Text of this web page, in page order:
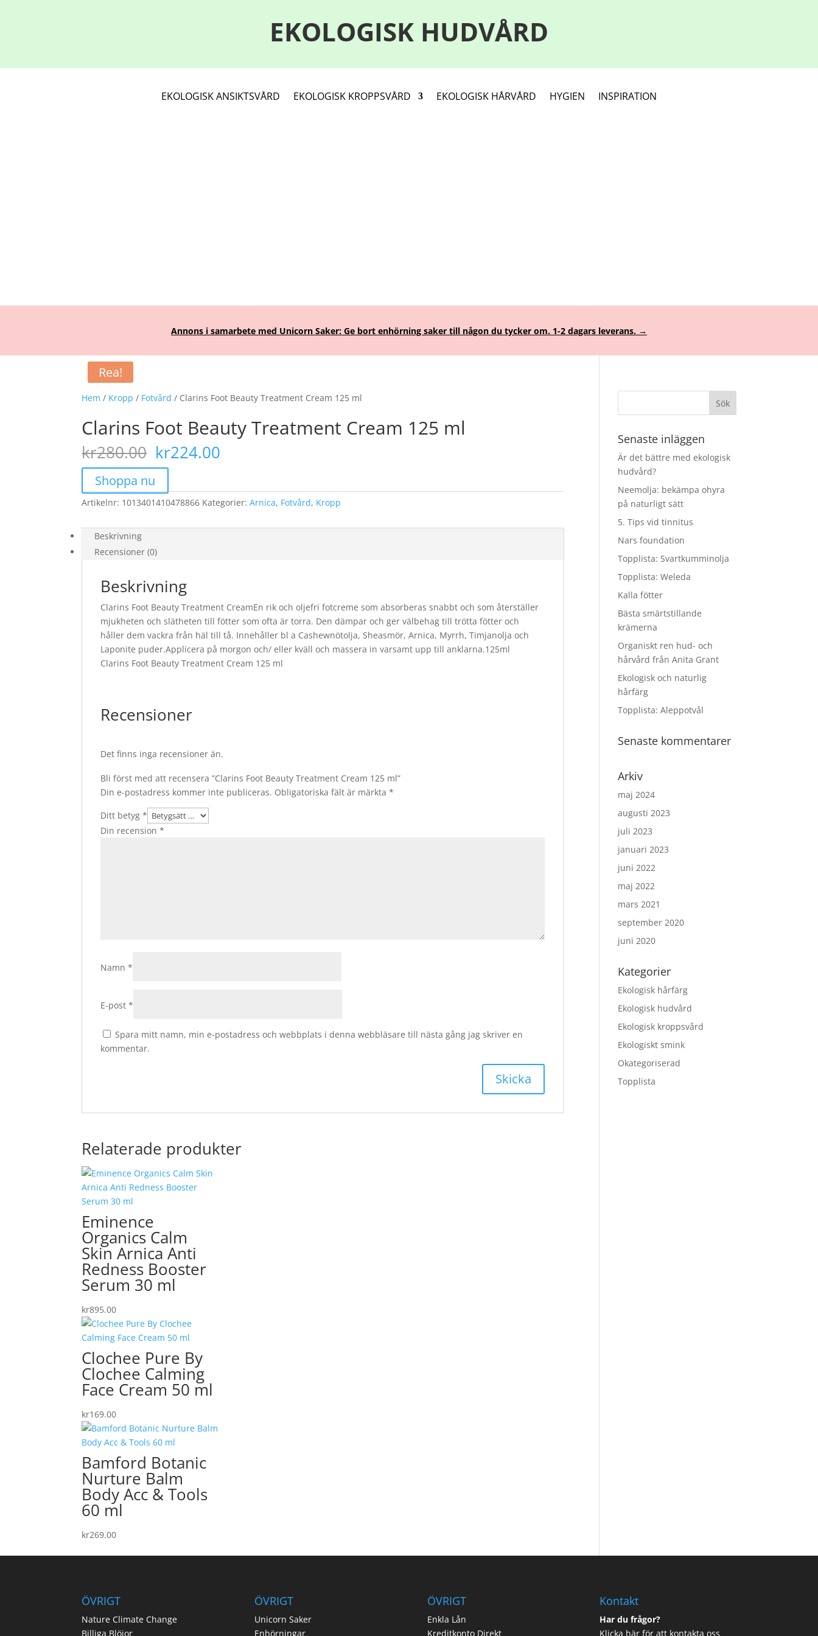
EKOLOGISK HUDVÅRD
EKOLOGISK ANSIKTSVÅRD EKOLOGISK KROPPSVÅRD EKOLOGISK HÅRVÅRD HYGIEN INSPIRATION
Annons i samarbete med Unicorn Saker: Ge bort enhörning saker till någon du tycker om. 1-2 dagars leverans. →
Hem / Kropp / Fotvård / Clarins Foot Beauty Treatment Cream 125 ml
Rea!
Clarins Foot Beauty Treatment Cream 125 ml
kr280.00 Det
ursprungliga
var:
kr280.00.
kr224.00
är:
kr224.00.
Shoppa nu
Artikelnr: 1013401410478866 Kategorier:Arnica, Fotvård, Kropp
Beskrivning
Recensioner (0)
Beskrivning
Clarins Foot Beauty Treatment CreamEn rik och oljefri fotcreme som absorberas snabbt och som återställer
mjukheten och slätheten till fötter som ofta är torra. Den dämpar och ger välbehag till trötta fötter och
håller dem vackra från häl till tå. Innehåller bl a Cashewnötolja, Sheasmör, Arnica, Myrrh, Timjanolja och
Laponite puder.Applicera på morgon och/ eller kväll och massera in varsamt upp till anklarna.125ml
Clarins Foot Beauty Treatment Cream 125 ml
Recensioner
Det finns inga recensioner än.
Bli först med att recensera ”Clarins Foot Beauty Treatment Cream 125 ml”
Din e-postadress kommer inte publiceras. Obligatoriska fält är märkta*
Ditt betyg*
Din recension*
Namn*
E-post*
Spara mitt namn, min e-postadress och webbplats i denna webbläsare till nästa gång jag skriver en
kommentar.
Relaterade produkter
Eminence
Organics Calm
Skin Arnica Anti
Redness Booster
Serum 30 ml
kr895.00
Clochee Pure By
Clochee Calming
Face Cream 50 ml
kr169.00
Bamford Botanic
Nurture Balm
Body Acc & Tools
60 ml
kr269.00
Senaste inläggen
Är det bättre med ekologisk
hudvård?
Neemolja: bekämpa ohyra
på naturligt sätt
5. Tips vid tinnitus
Nars foundation
Topplista: Svartkumminolja
Topplista: Weleda
Kalla fötter
Bästa smärtstillande
krämerna
Organiskt ren hud- och
hårvård från Anita Grant
Ekologisk och naturlig
hårfärg
Topplista: Aleppotvål
Senaste kommentarer
Arkiv
maj 2024
augusti 2023
juli 2023
januari 2023
juni 2022
maj 2022
mars 2021
september 2020
juni 2020
Kategorier
Ekologisk hårfärg
Ekologisk hudvård
Ekologisk kroppsvård
Ekologiskt smink
Okategoriserad
Topplista
ÖVRIGT
Nature Climate Change
Billiga Blöjor
ÖVRIGT
Unicorn Saker
Enhörningar
ÖVRIGT
Enkla Lån
Kreditkonto Direkt
Kontakt
Har du frågor?
Klicka här för att kontakta oss